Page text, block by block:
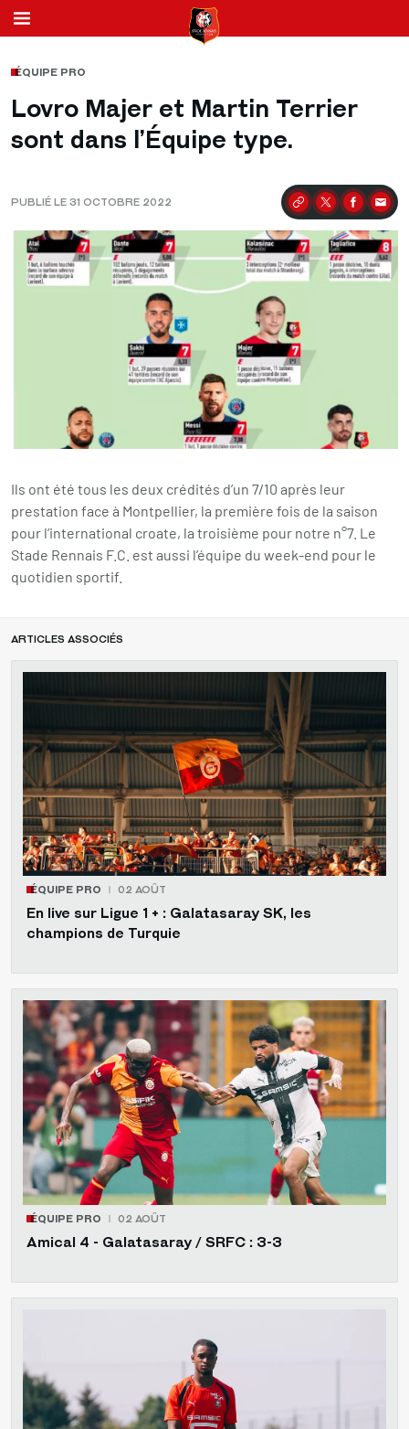
ÉQUIPE PRO
Lovro Majer et Martin Terrier
sont dans l’Équipe type.
PUBLIÉ LE 31 OCTOBRE 2022 Partager
Ils ont été tous les deux crédités d’un 7/10 après leur
prestation face à Montpellier, la première fois de la saison
pour l’international croate, la troisième pour notre n°7. Le
Stade Rennais F.C. est aussi l’équipe du week-end pour le
quotidien sportif.
ARTICLES ASSOCIÉS
ÉQUIPE PRO 02 AOÛT
En live sur Ligue 1 + : Galatasaray SK, les
champions de Turquie
ÉQUIPE PRO 02 AOÛT
Amical 4 - Galatasaray / SRFC : 3-3